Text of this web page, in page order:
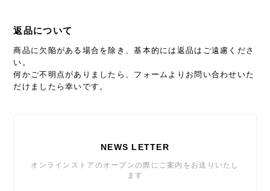
返品について
商品に欠陥がある場合を除き、基本的には返品はご遠慮くださ
い。
何かご不明点がありましたら、フォームよりお問い合わせいた
だけましたら幸いです。
NEWS LETTER
オンラインストアのオープンの際にご案内をお送りいたし
ます